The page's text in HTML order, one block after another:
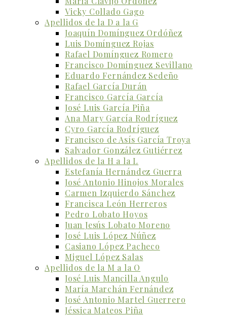
Vicky Collado Gago
Apellidos de la D a la G
Joaquín Domínguez Ordóñez
Luis Domínguez Rojas
Rafael Domínguez Romero
Francisco Domínguez Sevillano
Eduardo Fernández Sedeño
Rafael García Durán
Francisco García García
José Luis García Piña
Ana Mary García Rodríguez
Cyro García Rodríguez
Francisco de Asís García Troya
Salvador González Gutiérrez
Apellidos de la H a la L
Estefanía Hernández Guerra
José Antonio Hinojos Morales
Carmen Izquierdo Sánchez
Francisca León Herreros
Pedro Lobato Hoyos
Juan Jesús Lobato Moreno
José Luis López Núñez
Casiano López Pacheco
Miguel López Salas
Apellidos de la M a la O
José Luis Mancilla Angulo
María Marchán Fernández
José Antonio Martel Guerrero
Jéssica Mateos Piña